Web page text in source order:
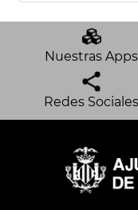
Nuestras Apps
Redes Sociales